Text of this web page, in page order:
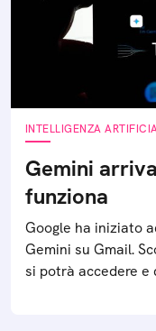
INTELLIGENZA
Gemini
funziona
Google ha iniziato
Gemini su Gmail.
si potrà accedere